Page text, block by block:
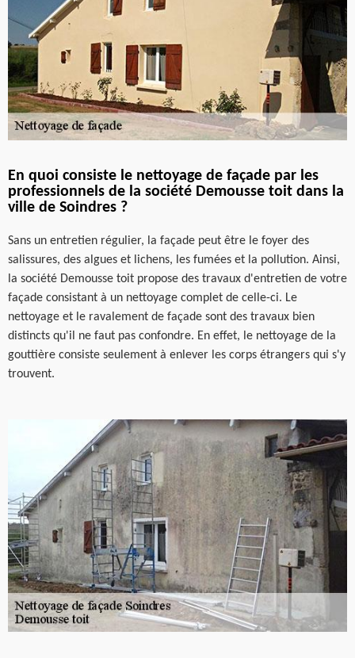
En quoi consiste le nettoyage de façade par les
professionnels de la société Demousse toit dans la
ville de Soindres ?
Sans un entretien régulier, la façade peut être le foyer des
salissures, des algues et lichens, les fumées et la pollution. Ainsi,
la société Demousse toit propose des travaux d'entretien de votre
façade consistant à un nettoyage complet de celle-ci. Le
nettoyage et le ravalement de façade sont des travaux bien
distincts qu'il ne faut pas confondre. En effet, le nettoyage de la
gouttière consiste seulement à enlever les corps étrangers qui s'y
trouvent.